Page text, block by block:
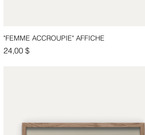
Aperçu rapide
"FEMME ACCROUPIE" AFFICHE
Prix
24,00 $